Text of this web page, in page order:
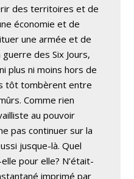
des territoires et de
économie et de
une armée et de
des Six Jours,
plus ni moins hors de
tôt tombèrent entre
Comme rien
au pouvoir
pas continuer sur la
jusque-là. Quel
pour elle? N’était-
imprimé par